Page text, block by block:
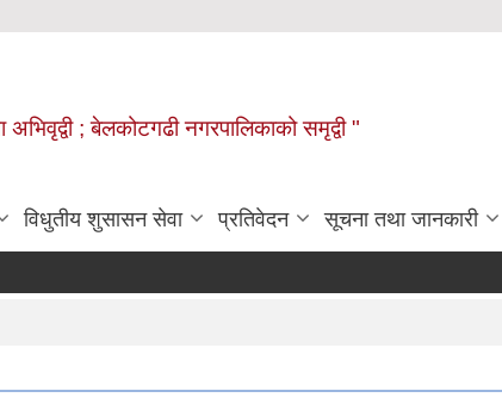
अभिवृद्वी ; बेलकोटगढी नगरपालिकाको समृद्वी "
विधुतीय शुसासन सेवा प्रतिवेदन सूचना तथा जानकारी